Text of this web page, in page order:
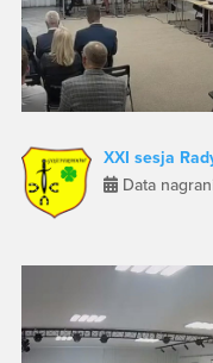
XXI sesja
Data